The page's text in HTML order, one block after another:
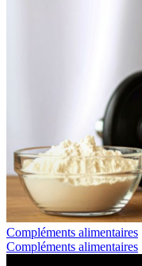
Compléments alimentaires
Compléments alimentaires